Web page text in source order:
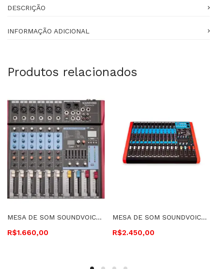
DESCRIÇÃO
INFORMAÇÃO ADICIONAL
Produtos relacionados
MESA DE SOM SOUNDVOICE 6 CANAIS EF E EQ – MS602EUX 351
R$1.660,00
MESA DE SOM SOUNDVOICE 12 CANAIS 4 AUX EF E EQ – MS12.4
R$2.450,00